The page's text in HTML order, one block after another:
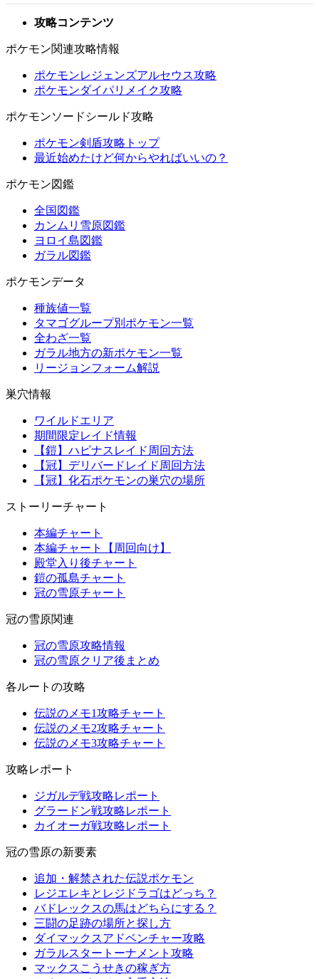
攻略コンテンツ
ポケモン関連攻略情報
ポケモンレジェンズアルセウス攻略
ポケモンダイパリメイク攻略
ポケモンソードシールド攻略
ポケモン剣盾攻略トップ
最近始めたけど何からやればいいの？
ポケモン図鑑
全国図鑑
カンムリ雪原図鑑
ヨロイ島図鑑
ガラル図鑑
ポケモンデータ
種族値一覧
タマゴグループ別ポケモン一覧
全わざ一覧
ガラル地方の新ポケモン一覧
リージョンフォーム解説
巣穴情報
ワイルドエリア
期間限定レイド情報
【鎧】ハピナスレイド周回方法
【冠】デリバードレイド周回方法
【冠】化石ポケモンの巣穴の場所
ストーリーチャート
本編チャート
本編チャート【周回向け】
殿堂入り後チャート
鎧の孤島チャート
冠の雪原チャート
冠の雪原関連
冠の雪原攻略情報
冠の雪原クリア後まとめ
各ルートの攻略
伝説のメモ1攻略チャート
伝説のメモ2攻略チャート
伝説のメモ3攻略チャート
攻略レポート
ジガルデ戦攻略レポート
グラードン戦攻略レポート
カイオーガ戦攻略レポート
冠の雪原の新要素
追加・解禁された伝説ポケモン
レジエレキとレジドラゴはどっち？
バドレックスの馬はどちらにする？
三闘の足跡の場所と探し方
ダイマックスアドベンチャー攻略
ガラルスタートーナメント攻略
マックスこうせきの稼ぎ方